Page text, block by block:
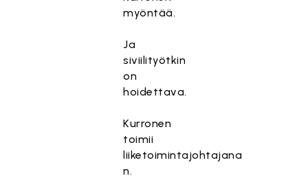
myöntää.
Ja
siviilityötkin
on
hoidettava.
Kurronen
toimii
liiketoimintajohtajana
n.